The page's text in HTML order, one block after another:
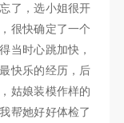
了，选小姐很开
很快确定了一个
当时心跳加快，
快乐的经历，后
姑娘装模作样的
帮她好好体检了